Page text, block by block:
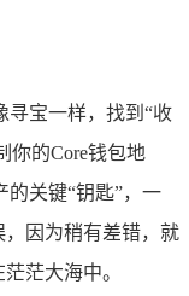
寻宝一样，找到“收
你的Core钱包地
的关键“钥匙”，一
因为稍有差错，就
茫大海中。